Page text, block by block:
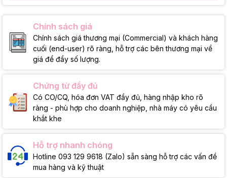
Chính sách giá
Chính sách giá thương mại (Commercial) và khách hàng
cuối (end-user) rõ ràng, hỗ trợ các bên thương mại về
giá để đẩy số lượng.
Chứng từ đầy đủ
Có CO/CQ, hóa đơn VAT đầy đủ, hàng nhập kho rõ
ràng - phù hợp cho doanh nghiệp, nhà máy có yêu cầu
khắt khe
Hỗ trợ nhanh chóng
Hotline 093 129 9618 (Zalo) sẵn sàng hỗ trợ các vấn đề
mua hàng và kỹ thuật